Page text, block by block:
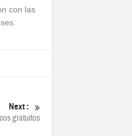
con las
Next :
gratuitos